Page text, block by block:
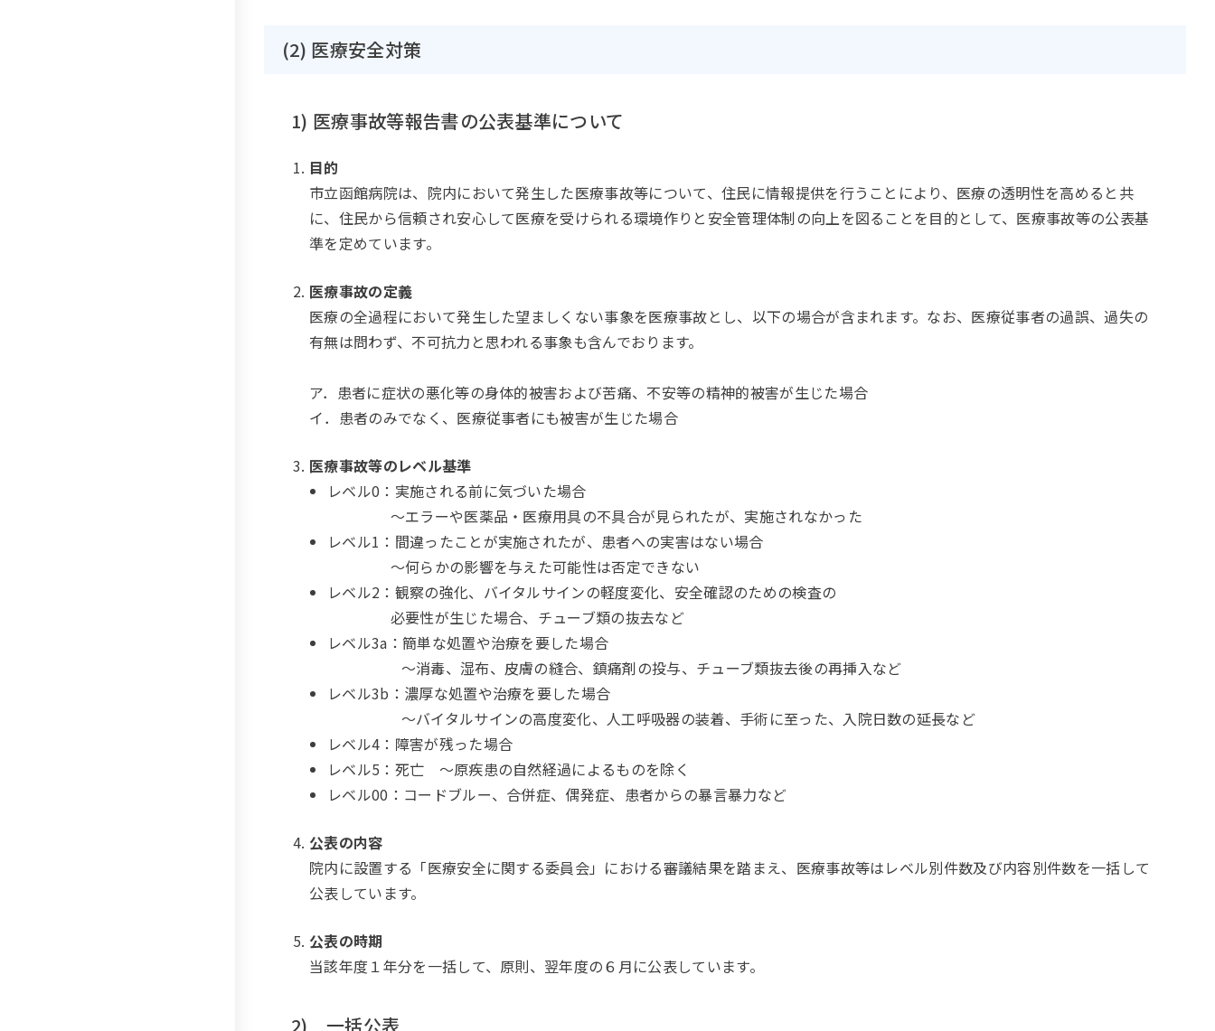
(2) 医療安全対策
1) 医療事故等報告書の公表基準について
目的
市立函館病院は、院内において発生した医療事故等について、住民に情報提供を行うことにより、医療の透明性を高めると共
に、住民から信頼され安心して医療を受けられる環境作りと安全管理体制の向上を図ることを目的として、医療事故等の公表基
準を定めています。
医療事故の定義
医療の全過程において発生した望ましくない事象を医療事故とし、以下の場合が含まれます。なお、医療従事者の過誤、過失の
有無は問わず、不可抗力と思われる事象も含んでおります。
ア．患者に症状の悪化等の身体的被害および苦痛、不安等の精神的被害が生じた場合
イ．患者のみでなく、医療従事者にも被害が生じた場合
医療事故等のレベル基準
レベル0：実施される前に気づいた場合
～エラーや医薬品・医療用具の不具合が見られたが、実施されなかった
レベル1：間違ったことが実施されたが、患者への実害はない場合
～何らかの影響を与えた可能性は否定できない
レベル2：観察の強化、バイタルサインの軽度変化、安全確認のための検査の
必要性が生じた場合、チューブ類の抜去など
レベル3a：簡単な処置や治療を要した場合
～消毒、湿布、皮膚の縫合、鎮痛剤の投与、チューブ類抜去後の再挿入など
レベル3b：濃厚な処置や治療を要した場合
～バイタルサインの高度変化、人工呼吸器の装着、手術に至った、入院日数の延長など
レベル4：障害が残った場合
レベル5：死亡 ～原疾患の自然経過によるものを除く
レベル00：コードブルー、合併症、偶発症、患者からの暴言暴力など
公表の内容
院内に設置する「医療安全に関する委員会」における審議結果を踏まえ、医療事故等はレベル別件数及び内容別件数を一括して
公表しています。
公表の時期
当該年度１年分を一括して、原則、翌年度の６月に公表しています。
2) 一括公表